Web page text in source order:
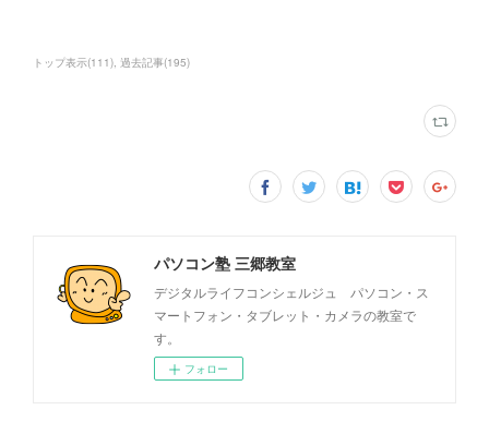
トップ表示(111) 過去記事(195)
パソコン塾 三郷教室
デジタルライフコンシェルジュ パソコン・ス
マートフォン・タブレット・カメラの教室で
す。
フォロー